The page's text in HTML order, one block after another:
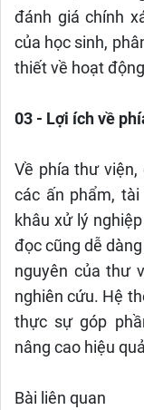
đánh giá chính
của học sinh,
thiết về hoạt
03 - Lợi ích về
Về phía thư
các ấn phẩm,
khâu xử lý
đọc cũng dễ
nguyên của thư
nghiên cứu. Hệ
thực sự góp
nâng cao hiệu
Bài liên quan